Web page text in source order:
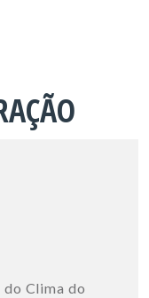
Clima do